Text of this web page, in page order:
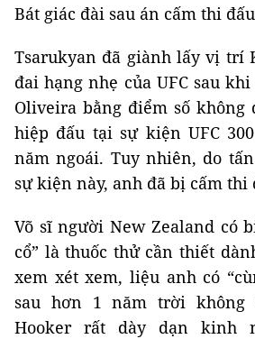
Bát giác đài sau án cấm thi
Tsarukyan đã giành lấy vị trí
đai hạng nhẹ của UFC sau
Oliveira bằng điểm số không
hiệp đấu tại sự kiện UFC
năm ngoái. Tuy nhiên, do
sự kiện này, anh đã bị cấm thi
Võ sĩ người New Zealand có
cổ” là thuốc thử cần thiết
xem xét xem, liệu anh có
sau hơn 1 năm trời không
Hooker rất dày dạn kinh